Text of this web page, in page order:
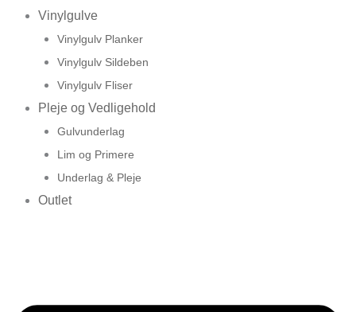
Vinylgulve
Vinylgulv Planker
Vinylgulv Sildeben
Vinylgulv Fliser
Pleje og Vedligehold
Gulvunderlag
Lim og Primere
Underlag & Pleje
Outlet